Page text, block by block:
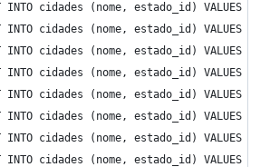
INTO cidades (nome, estado_id) VALUES
INTO cidades (nome, estado_id) VALUES
INTO cidades (nome, estado_id) VALUES
INTO cidades (nome, estado_id) VALUES
INTO cidades (nome, estado_id) VALUES
INTO cidades (nome, estado_id) VALUES
INTO cidades (nome, estado_id) VALUES
INTO cidades (nome, estado_id) VALUES